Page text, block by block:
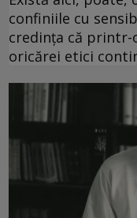
confiniile cu
credința că printr-
oricărei etici